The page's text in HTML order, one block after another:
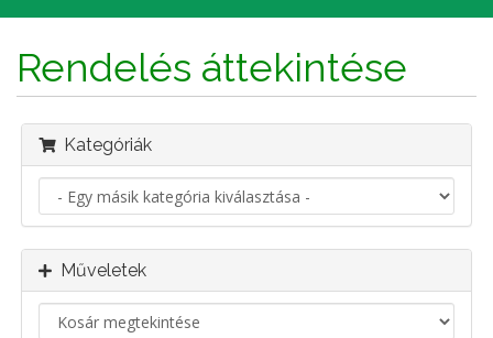
a
Rendelés áttekintése
Kategóriák
Műveletek